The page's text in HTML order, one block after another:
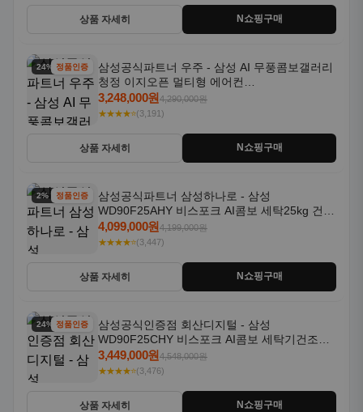
상품 자세히 N쇼핑구매
24% 할인정품인증
삼성공식파트너 우주 - 삼성 AI 무풍콤보갤러리
청정 이지오픈 멀티형 에어컨
AF80F17D22WRS 기본설치포함
3,248,000원4,290,000원
★★★★⭐(3,191)
상품 자세히 N쇼핑구매
2% 할인정품인증
삼성공식파트너 삼성하나로 - 삼성
WD90F25AHY 비스포크 AI콤보 세탁25kg 건조
18kg 자동문열림 1등급
4,099,000원4,199,000원
★★★★⭐(3,447)
상품 자세히 N쇼핑구매
24% 할인정품인증
삼성공식인증점 회산디지털 - 삼성
WD90F25CHY 비스포크 AI콤보 세탁기건조기
일체형 25kg+18kg 1등급
3,449,000원4,548,000원
★★★★⭐(3,476)
상품 자세히 N쇼핑구매